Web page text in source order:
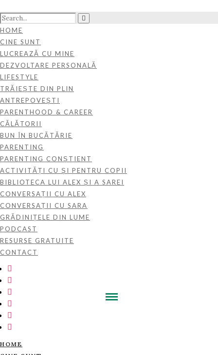
HOME
CINE SUNT
LUCREAZĂ CU MINE
DEZVOLTARE PERSONALĂ
LIFESTYLE
TRĂIEȘTE DIN PLIN
ANTREPOVEȘTI
PARENTHOOD & CAREER
CĂLĂTORII
BUN ÎN BUCĂTĂRIE
PARENTING
PARENTING CONȘTIENT
ACTIVITĂȚI CU ȘI PENTRU COPII
BIBLIOTECA LUI ALEX ȘI A SAREI
CONVERSAȚII CU ALEX
CONVERSAȚII CU SARA
GRĂDINIȚELE DIN LUME
PODCAST
RESURSE GRATUITE
CONTACT
HOME